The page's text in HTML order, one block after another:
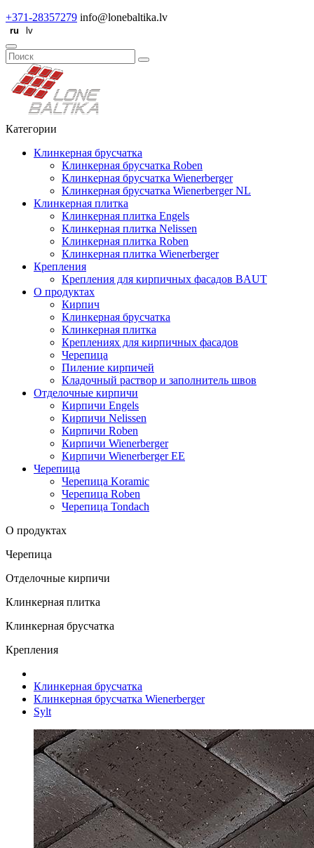
+371-28357279 info@lonebaltika.lv
Категории
Клинкерная брусчатка
Клинкерная брусчатка Roben
Клинкерная брусчатка Wienerberger
Клинкерная брусчатка Wienerberger NL
Клинкерная плитка
Клинкерная плитка Engels
Клинкерная плитка Nelissen
Клинкерная плитка Roben
Клинкерная плитка Wienerberger
Крепления
Крепления для кирпичных фасадов BAUT
О продуктах
Кирпич
Клинкерная брусчатка
Клинкерная плитка
Креплениях для кирпичных фасадов
Черепица
Пиление кирпичей
Кладочный раствор и заполнитель швов
Отделочные кирпичи
Кирпичи Engels
Кирпичи Nelissen
Кирпичи Roben
Кирпичи Wienerberger
Кирпичи Wienerberger EE
Черепица
Черепица Koramic
Черепица Roben
Черепица Tondach
О продуктах
Черепица
Отделочные кирпичи
Клинкерная плитка
Клинкерная брусчатка
Крепления
Клинкерная брусчатка
Клинкерная брусчатка Wienerberger
Sylt